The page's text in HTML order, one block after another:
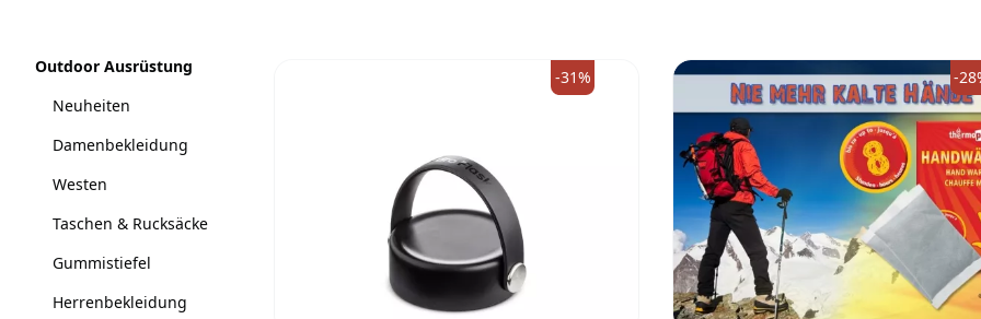
Kategorien
Outdoor Ausrüstung
Neuheiten
Damenbekleidung
Westen
Taschen & Rucksäcke
Gummistiefel
Herrenbekleidung
-31% -